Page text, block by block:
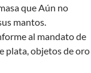
que Aún no
mantos.
al mandato de
plata, objetos de oro